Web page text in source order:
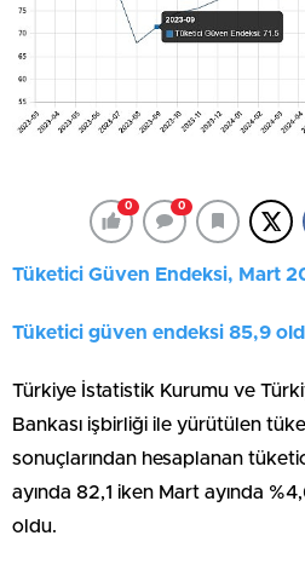
0 0
Tüketici Güven Endeksi, Mart
Tüketici güven endeksi 85,9
Türkiye İstatistik Kurumu ve
Bankası işbirliği ile yürütülen
sonuçlarından hesaplanan
ayında 82,1 iken Mart ayında
oldu.